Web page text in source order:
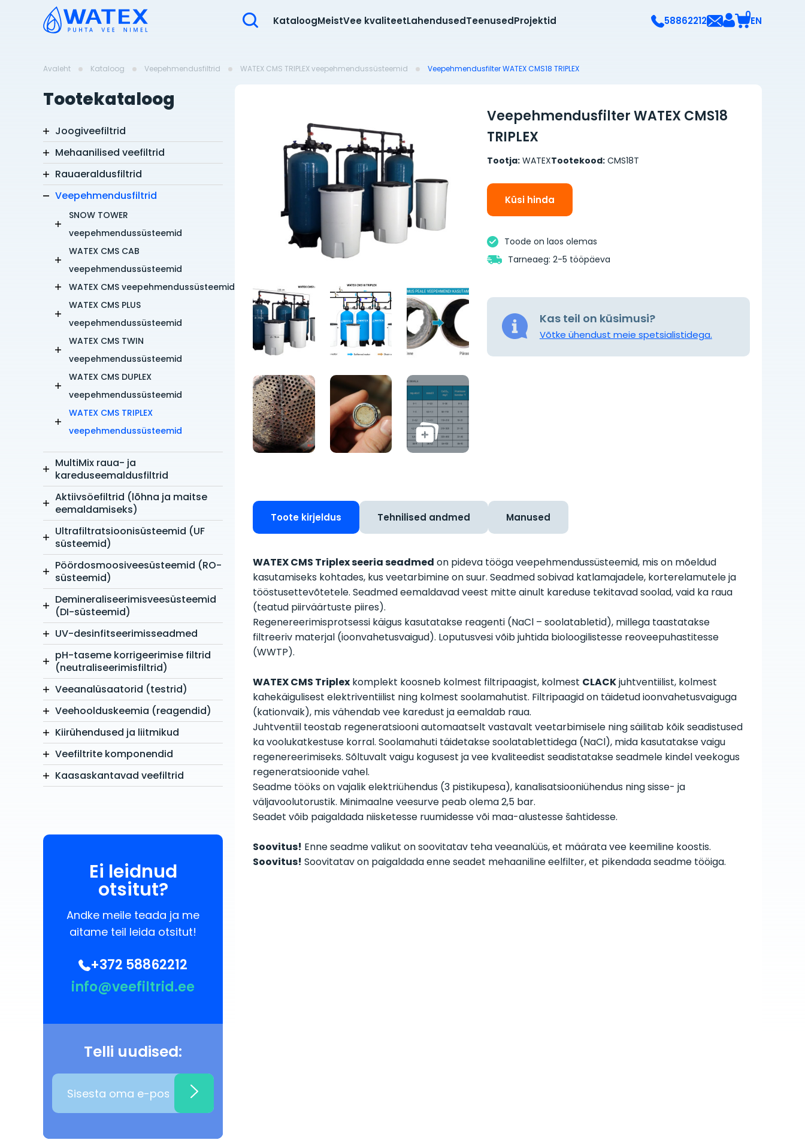
KataloogMeistVee kvaliteetLahendusedTeenusedProjektid 58862212 0EN
Avaleht Kataloog Veepehmendusfiltrid WATEX CMS TRIPLEX veepehmendussüsteemid Veepehmendusfilter WATEX CMS18 TRIPLEX
Tootekataloog
Joogiveefiltrid
Mehaanilised veefiltrid
Rauaeraldusfiltrid
Veepehmendusfiltrid
SNOW TOWER
veepehmendussüsteemid
WATEX CMS CAB
veepehmendussüsteemid
WATEX CMS veepehmendussüsteemid
WATEX CMS PLUS
veepehmendussüsteemid
WATEX CMS TWIN
veepehmendussüsteemid
WATEX CMS DUPLEX
veepehmendussüsteemid
WATEX CMS TRIPLEX
veepehmendussüsteemid
MultiMix raua- ja
kareduseemaldusfiltrid
Aktiivsöefiltrid (lõhna ja maitse
eemaldamiseks)
Ultrafiltratsioonisüsteemid (UF
süsteemid)
Pöördosmoosiveesüsteemid (RO-
süsteemid)
Demineraliseerimisveesüsteemid
(DI-süsteemid)
UV-desinfitseerimisseadmed
pH-taseme korrigeerimise filtrid
(neutraliseerimisfiltrid)
Veeanalüsaatorid (testrid)
Veehoolduskeemia (reagendid)
Kiirühendused ja liitmikud
Veefiltrite komponendid
Kaasaskantavad veefiltrid
Ei leidnud
otsitut?
Andke meile teada ja me
aitame teil leida otsitut!
+372 58862212
info@veefiltrid.ee
Telli uudised:
Veepehmendusfilter WATEX CMS18
TRIPLEX
Tootja: WATEXTootekood:CMS18T
Küsi hinda
Toode on laos olemas
Tarneaeg: 2-5 tööpäeva
Kas teil on küsimusi?
Võtke ühendust meie spetsialistidega.
Toote kirjeldus Tehnilised andmed Manused
WATEX CMS Triplex seeria seadmed on pideva tööga veepehmendussüsteemid, mis on mõeldud
kasutamiseks kohtades, kus veetarbimine on suur. Seadmed sobivad katlamajadele, korterelamutele ja
tööstusettevõtetele. Seadmed eemaldavad veest mitte ainult kareduse tekitavad soolad, vaid ka raua
(teatud piirväärtuste piires).
Regenereerimisprotsessi käigus kasutatakse reagenti (NaCl – soolatabletid), millega taastatakse
filtreeriv materjal (ioonvahetusvaigud). Loputusvesi võib juhtida bioloogilistesse reoveepuhastitesse
(WWTP).
WATEX CMS Triplex komplekt koosneb kolmest filtripaagist, kolmest CLACKjuhtventiilist, kolmest
kahekäigulisest elektriventiilist ning kolmest soolamahutist. Filtripaagid on täidetud ioonvahetusvaiguga
(kationvaik), mis vähendab vee karedust ja eemaldab raua.
Juhtventiil teostab regeneratsiooni automaatselt vastavalt veetarbimisele ning säilitab kõik seadistused
ka voolukatkestuse korral. Soolamahuti täidetakse soolatablettidega (NaCl), mida kasutatakse vaigu
regenereerimiseks. Sõltuvalt vaigu kogusest ja vee kvaliteedist seadistatakse seadmele kindel veekogus
regeneratsioonide vahel.
Seadme tööks on vajalik elektriühendus (3 pistikupesa), kanalisatsiooniühendus ning sisse- ja
väljavoolutorustik. Minimaalne veesurve peab olema 2,5 bar.
Seadet võib paigaldada niisketesse ruumidesse või maa-alustesse šahtidesse.
Soovitus! Enne seadme valikut on soovitatav teha veeanalüüs, et määrata vee keemiline koostis.
Soovitus! Soovitatav on paigaldada enne seadet mehaaniline eelfilter, et pikendada seadme tööiga.